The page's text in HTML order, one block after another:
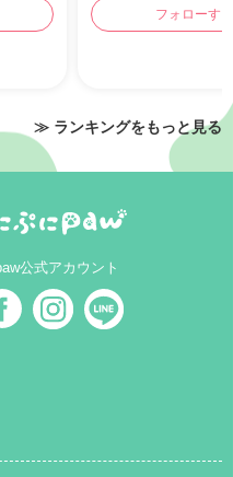
フォローする
≫ ランキングをもっと見る
公式アカウント